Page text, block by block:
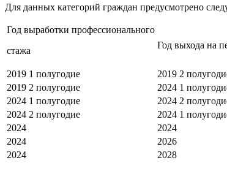
Для данных категорий граждан предусмотрено
Год выработки профессионального
стажа
Год выхода на
2019 1 полугодие 2019 2
2019 2 полугодие
2024 1
2024 1 полугодие
2024 2
2024 2 полугодие
2024 1
2024
2024
2024
2026
2024
2028